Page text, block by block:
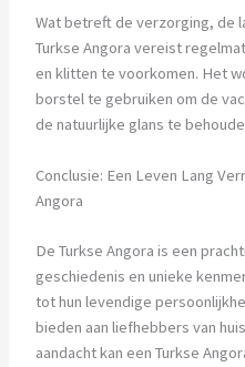
Wat betreft de verzorging, de
Turkse Angora vereist
en klitten te voorkomen. Het
borstel te gebruiken om de
de natuurlijke glans te
Conclusie: Een Leven Lang
Angora
De Turkse Angora is een
geschiedenis en unieke
tot hun levendige
bieden aan liefhebbers van
aandacht kan een Turkse